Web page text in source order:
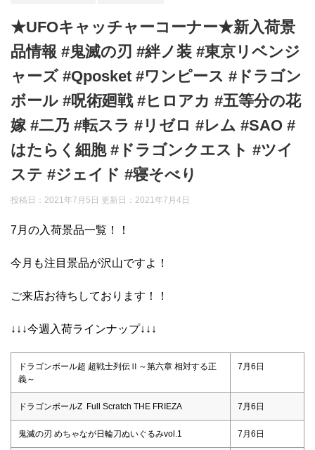
★UFOキャッチャーコーナー★新入荷景
品情報 #鬼滅の刃 #絆ノ装 #東京リベンジ
ャーズ #Qposket #ワンピース #ドラゴン
ボール #呪術廻戦 #ヒロアカ #五等分の花
嫁 #二乃 #転スラ #リゼロ #レム #SAO #
はたらく細胞 #ドラゴンクエスト #ツイ
ステ #ジェイド #寝そべり
投稿日：2021年7月5日 更新日： 2021年7月4日
7月の入荷景品一覧！！
今月も注目景品が沢山ですよ！
ご来店お待ちしております！！
↓↓↓今週入荷ラインナップ↓↓↓
ドラゴンボール超 超戦士列伝Ⅱ～第六章 相対する正
義～
7月6日
ドラゴンボールZ Full Scratch THE FRIEZA 7月6日
鬼滅の刃 めちゃなが日輪刀ぬいぐるみvol.1 7月6日